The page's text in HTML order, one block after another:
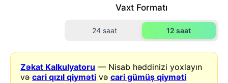
Vaxt Formatı
24 saat 12 saat
Zəkat Kalkulyatoru — Nisab həddinizi yoxlayın
vəcari qızıl qiyməti vəcari gümüş qiyməti